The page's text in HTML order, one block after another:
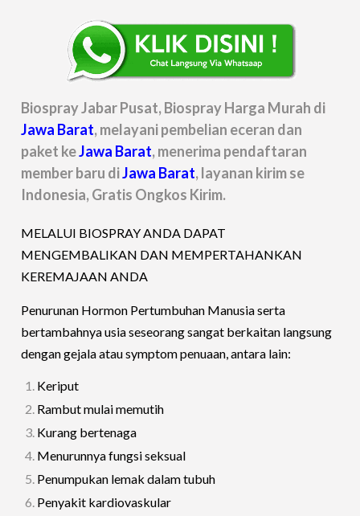
Biospray Jabar Pusat, Biospray Harga Murah di
Jawa Barat, melayani pembelian eceran dan
paket keJawa Barat, menerima pendaftaran
member baru diJawa Barat, layanan kirim se
Indonesia, Gratis Ongkos Kirim.
MELALUI BIOSPRAY ANDA DAPAT
MENGEMBALIKAN DAN MEMPERTAHANKAN
KEREMAJAAN ANDA
Penurunan Hormon Pertumbuhan Manusia serta
bertambahnya usia seseorang sangat berkaitan langsung
dengan gejala atau symptom penuaan, antara lain:
Keriput
Rambut mulai memutih
Kurang bertenaga
Menurunnya fungsi seksual
Penumpukan lemak dalam tubuh
Penyakit kardiovaskular